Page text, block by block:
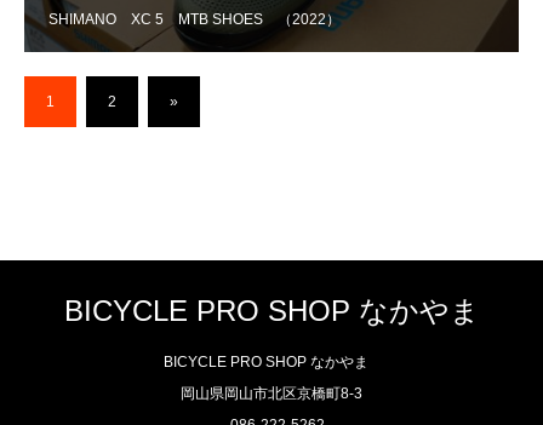
SHIMANO XC 5 MTB SHOES （2022）
1 2 »
BICYCLE PRO SHOP なかやま
BICYCLE PRO SHOP なかやま
岡山県岡山市北区京橋町8-3